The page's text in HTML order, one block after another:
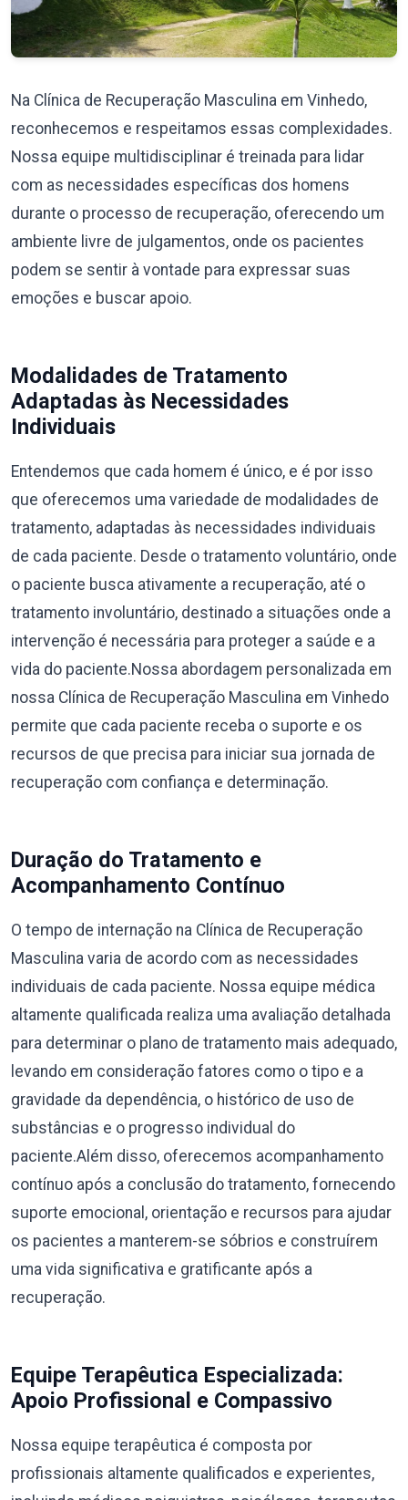
Na Clínica de Recuperação Masculina em Vinhedo,
reconhecemos e respeitamos essas complexidades.
Nossa equipe multidisciplinar é treinada para lidar
com as necessidades específicas dos homens
durante o processo de recuperação, oferecendo um
ambiente livre de julgamentos, onde os pacientes
podem se sentir à vontade para expressar suas
emoções e buscar apoio.
Modalidades de Tratamento
Adaptadas às Necessidades
Individuais
Entendemos que cada homem é único, e é por isso
que oferecemos uma variedade de modalidades de
tratamento, adaptadas às necessidades individuais
de cada paciente. Desde o tratamento voluntário, onde
o paciente busca ativamente a recuperação, até o
tratamento involuntário, destinado a situações onde a
intervenção é necessária para proteger a saúde e a
vida do paciente.Nossa abordagem personalizada em
nossa Clínica de Recuperação Masculina em Vinhedo
permite que cada paciente receba o suporte e os
recursos de que precisa para iniciar sua jornada de
recuperação com confiança e determinação.
Duração do Tratamento e
Acompanhamento Contínuo
O tempo de internação na Clínica de Recuperação
Masculina varia de acordo com as necessidades
individuais de cada paciente. Nossa equipe médica
altamente qualificada realiza uma avaliação detalhada
para determinar o plano de tratamento mais adequado,
levando em consideração fatores como o tipo e a
gravidade da dependência, o histórico de uso de
substâncias e o progresso individual do
paciente.Além disso, oferecemos acompanhamento
contínuo após a conclusão do tratamento, fornecendo
suporte emocional, orientação e recursos para ajudar
os pacientes a manterem-se sóbrios e construírem
uma vida significativa e gratificante após a
recuperação.
Equipe Terapêutica Especializada:
Apoio Profissional e Compassivo
Nossa equipe terapêutica é composta por
profissionais altamente qualificados e experientes,